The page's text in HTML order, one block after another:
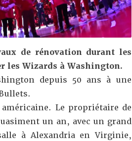
de rénovation durant les
les Wizards à Washington.
depuis 50 ans à une
Le propriétaire de
un an, avec un grand
à Alexandria en Virginie,